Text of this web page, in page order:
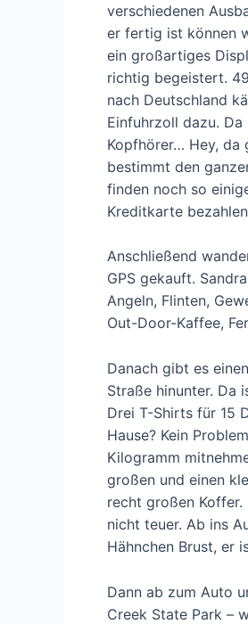
verschiedenen
er fertig ist können
ein großartiges
richtig begeistert.
nach Deutschland
Einfuhrzoll dazu.
Kopfhörer… Hey, da
bestimmt den
finden noch so
Kreditkarte
Anschließend
GPS gekauft.
Angeln, Flinten,
Out-Door-Kaffee,
Danach gibt es
Straße hinunter. Da
Drei T-Shirts für 15
Hause? Kein
Kilogramm
großen und einen
recht großen
nicht teuer. Ab ins
Hähnchen Brust, er
Dann ab zum Auto
Creek State Park –